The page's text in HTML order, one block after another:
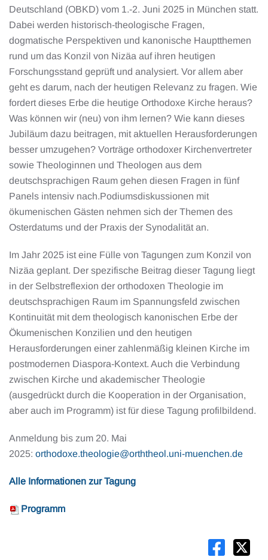
Deutschland (OBKD) vom 1.-2. Juni 2025 in München statt.
Dabei werden historisch-theologische Fragen,
dogmatische Perspektiven und kanonische Hauptthemen
rund um das Konzil von Nizäa auf ihren heutigen
Forschungsstand geprüft und analysiert. Vor allem aber
geht es darum, nach der heutigen Relevanz zu fragen. Wie
fordert dieses Erbe die heutige Orthodoxe Kirche heraus?
Was können wir (neu) von ihm lernen? Wie kann dieses
Jubiläum dazu beitragen, mit aktuellen Herausforderungen
besser umzugehen? Vorträge orthodoxer Kirchenvertreter
sowie Theologinnen und Theologen aus dem
deutschsprachigen Raum gehen diesen Fragen in fünf
Panels intensiv nach.Podiumsdiskussionen mit
ökumenischen Gästen nehmen sich der Themen des
Osterdatums und der Praxis der Synodalität an.
Im Jahr 2025 ist eine Fülle von Tagungen zum Konzil von
Nizäa geplant. Der spezifische Beitrag dieser Tagung liegt
in der Selbstreflexion der orthodoxen Theologie im
deutschsprachigen Raum im Spannungsfeld zwischen
Kontinuität mit dem theologisch kanonischen Erbe der
Ökumenischen Konzilien und den heutigen
Herausforderungen einer zahlenmäßig kleinen Kirche im
postmodernen Diaspora-Kontext. Auch die Verbindung
zwischen Kirche und akademischer Theologie
(ausgedrückt durch die Kooperation in der Organisation,
aber auch im Programm) ist für diese Tagung profilbildend.
Anmeldung bis zum 20. Mai
2025: orthodoxe.theologie@orththeol.uni-muenchen.de
Alle Informationen zur Tagung
Programm